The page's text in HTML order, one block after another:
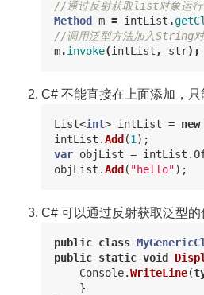
//通过反射获取list对象运行
Method m = intList .
//调用泛型方法加入String
m.invoke(intList , str);
C# 不能直接在上面添加，
List<int> intList = new
intList .Add(1 );
var objList = intList .
objList .Add( "hello");
C# 可以通过反射获取泛型的
public class
public static void
Console.WriteLine(
}